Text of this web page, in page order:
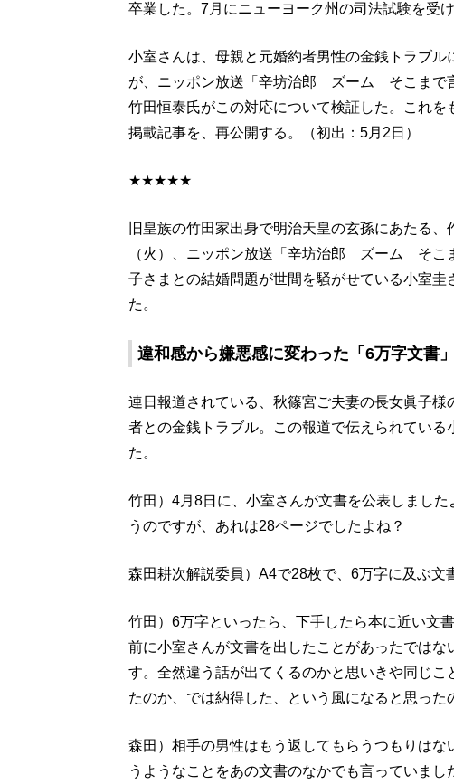
卒業した。7月にニューヨーク州の司法試験を受
小室さんは、母親と元婚約者男性の金銭トラブ
が、ニッポン放送「辛坊治郎 ズーム そこまで
竹田恒泰氏がこの対応について検証した。これを
掲載記事を、再公開する。（初出：5月2日）
★★★★★
旧皇族の竹田家出身で明治天皇の玄孫にあたる
（火）、ニッポン放送「辛坊治郎 ズーム そこ
子さまとの結婚問題が世間を騒がせている小室圭
た。
違和感から嫌悪感に変わった「6万字文書」
連日報道されている、秋篠宮ご夫妻の長女眞子
者との金銭トラブル。この報道で伝えられてい
た。
竹田）4月8日に、小室さんが文書を公表しまし
うのですが、あれは28ページでしたよね？
森田耕次解説委員）A4で28枚で、6万字に及ぶ文
竹田）6万字といったら、下手したら本に近い文
前に小室さんが文書を出したことがあったでは
す。全然違う話が出てくるのかと思いきや同じ
たのか、では納得した、という風になると思った
森田）相手の男性はもう返してもらうつもりは
うようなことをあの文書のなかでも言っていまし